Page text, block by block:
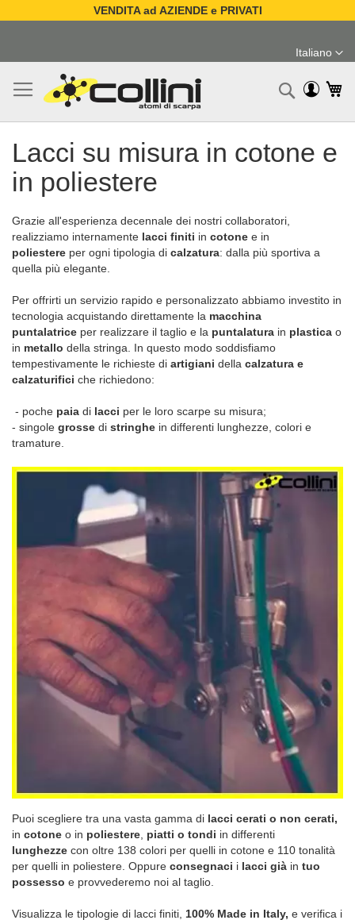
VENDITA ad AZIENDE e PRIVATI
contenuto
Lingua
Italiano
Lacci su misura in cotone e
in poliestere
Grazie all'esperienza decennale dei nostri collaboratori,
realizziamo internamente lacci finiti in cotone e in
poliestere per ogni tipologia di calzatura: dalla più sportiva a
quella più elegante.
Per offrirti un servizio rapido e personalizzato abbiamo investito in
tecnologia acquistando direttamente la macchina
puntalatrice per realizzare il taglio e la puntalatura in plastica o
in metallo della stringa. In questo modo soddisfiamo
tempestivamente le richieste di artigiani della calzatura e
calzaturifici che richiedono:
- poche paia di lacci per le loro scarpe su misura;
- singole grosse di stringhe in differenti lunghezze, colori e
tramature.
Puoi scegliere tra una vasta gamma di lacci cerati o non cerati,
in cotone o in poliestere piatti o tondi in differenti
lunghezze con oltre 138 colori per quelli in cotone e 110 tonalità
per quelli in poliestere. Oppure consegnaci i lacci già in tuo
possesso e provvederemo noi al taglio.
Visualizza le tipologie di lacci finiti, 100% Made in Italy, e verifica i